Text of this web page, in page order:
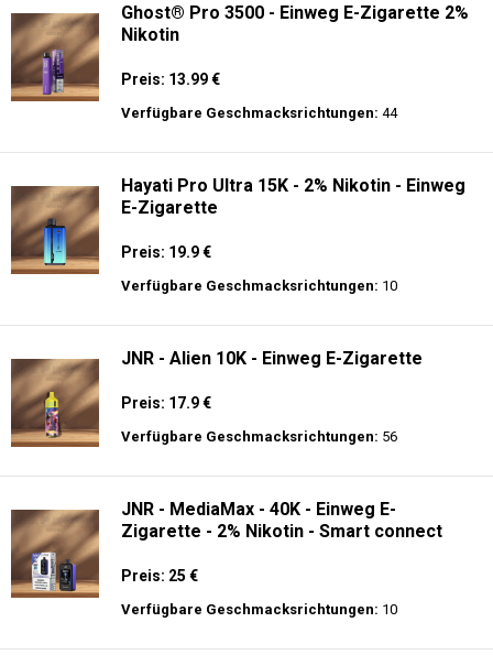
Ghost® Pro 3500 - Einweg E-Zigarette 2%
Nikotin
Preis: 13.99 €
Verfügbare Geschmacksrichtungen: 44
Hayati Pro Ultra 15K - 2% Nikotin - Einweg
E-Zigarette
Preis: 19.9 €
Verfügbare Geschmacksrichtungen: 10
JNR - Alien 10K - Einweg E-Zigarette
Preis: 17.9 €
Verfügbare Geschmacksrichtungen: 56
JNR - MediaMax - 40K - Einweg E-
Zigarette - 2% Nikotin - Smart connect
Preis: 25 €
Verfügbare Geschmacksrichtungen: 10